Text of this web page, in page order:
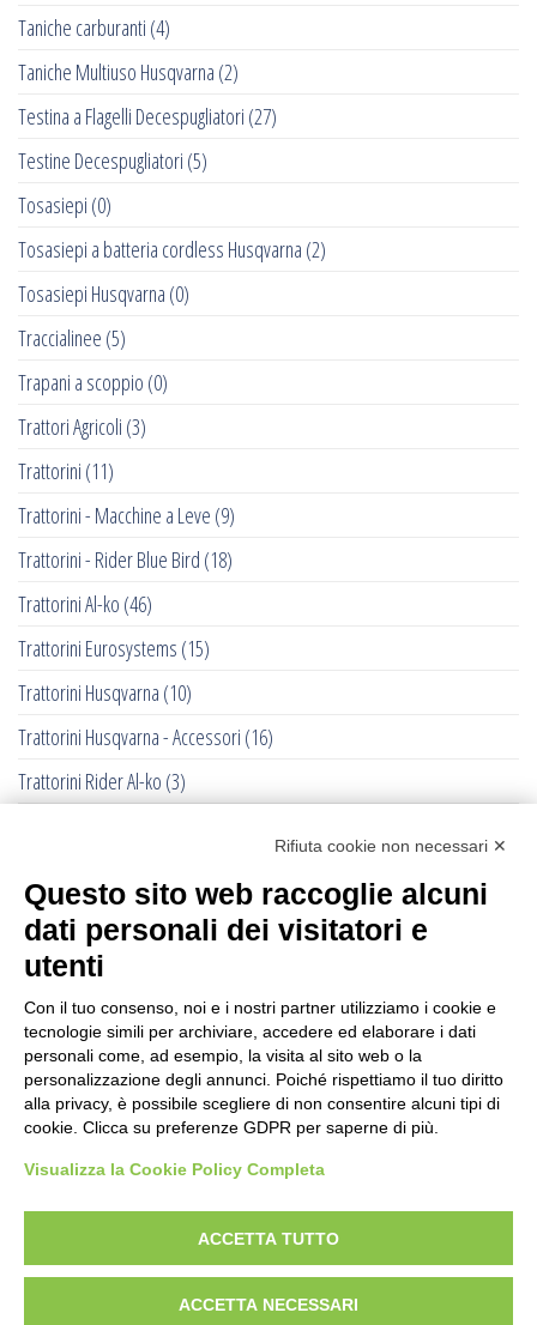
Taniche carburanti (4)
Taniche Multiuso Husqvarna (2)
Testina a Flagelli Decespugliatori (27)
Testine Decespugliatori (5)
Tosasiepi (0)
Tosasiepi a batteria cordless Husqvarna (2)
Tosasiepi Husqvarna (0)
Traccialinee (5)
Trapani a scoppio (0)
Trattori Agricoli (3)
Trattorini (11)
Trattorini - Macchine a Leve (9)
Trattorini - Rider Blue Bird (18)
Trattorini Al-ko (46)
Trattorini Eurosystems (15)
Trattorini Husqvarna (10)
Trattorini Husqvarna - Accessori (16)
Trattorini Rider Al-ko (3)
Trattorini Rider Husqvarna - Piatti di taglio
(6)
Trinciasarmenti
Trinciatutto Trattorino(7)
Troncarami manuali (3)
Troncatrici a catena diamanta (0)
Troncatrici Manuali Elettriche(2)
Turbine da neve(0)
Verricelli a scoppio(12)
Rifiuta cookie non necessari ✕
Questo sito web raccoglie alcuni
dati personali dei visitatori e
utenti
Con il tuo consenso, noi e i nostri partner utilizziamo i cookie e
tecnologie simili per archiviare, accedere ed elaborare i dati
personali come, ad esempio, la visita al sito web o la
personalizzazione degli annunci. Poiché rispettiamo il tuo diritto
alla privacy, è possibile scegliere di non consentire alcuni tipi di
cookie. Clicca su preferenze GDPR per saperne di più.
Visualizza la Cookie Policy Completa
ACCETTA TUTTO
ACCETTA NECESSARI